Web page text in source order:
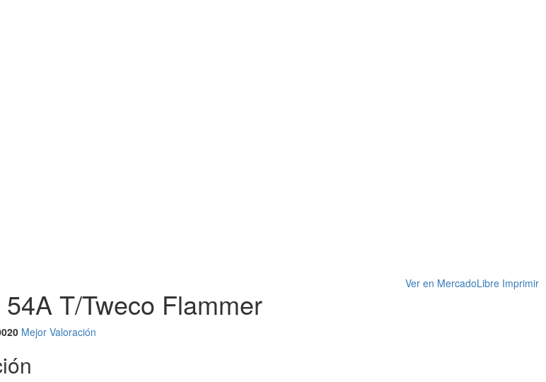
T/Tweco Flammer
Mejor Valoración
Ver en MercadoLibre Imprimir